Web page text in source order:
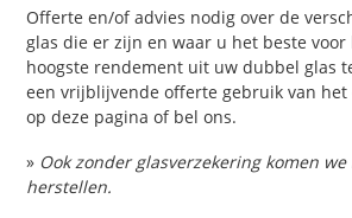
Offerte en/of advies nodig over de
glas die er zijn en waar u het beste
hoogste rendement uit uw dubbel glas
een vrijblijvende offerte gebruik van
op deze pagina of bel ons.
» Ook zonder glasverzekering komen
herstellen.